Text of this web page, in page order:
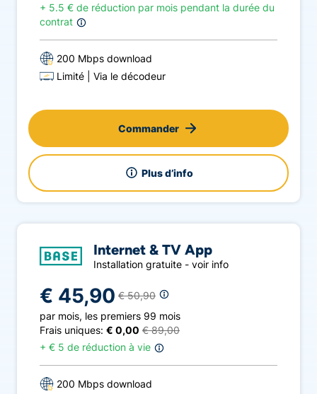
+ 5.5 € de réduction par mois pendant la durée du
contrat
200 Mbps download
Limité
Via le décodeur
Plus d’info
Commander
Internet & TV App
Installation gratuite - voir info
€ 45,90 € 50,90
par mois, les premiers 99 mois
Frais uniques: € 0,00 € 89,00
+ € 5 de réduction à vie
200 Mbps download